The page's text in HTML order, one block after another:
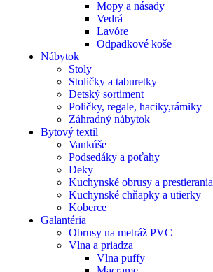
Mopy a násady
Vedrá
Lavóre
Odpadkové koše
Nábytok
Stoly
Stoličky a taburetky
Detský sortiment
Poličky, regale, haciky,rámiky
Záhradný nábytok
Bytový textil
Vankúše
Podsedáky a poťahy
Deky
Kuchynské obrusy a prestierania
Kuchynské chňapky a utierky
Koberce
Galantéria
Obrusy na metráž PVC
Vlna a priadza
Vlna puffy